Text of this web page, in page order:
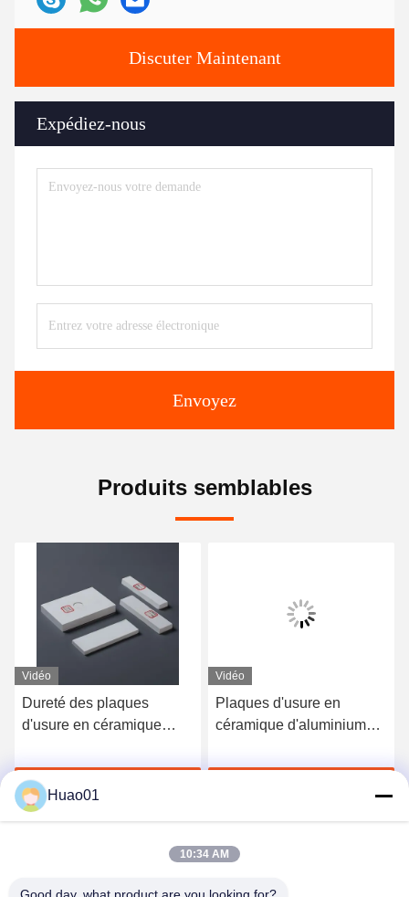
Discuter Maintenant
Expédiez-nous
Envoyez
Produits semblables
Vidéo
Dureté des plaques
d'usure en céramique
céramique en aluminium
Résistance à la
température Dureté
Discuter Maintenant
Vidéo
Plaques d'usure en
céramique d'aluminium
températures allant
Huao01
10:34 AM